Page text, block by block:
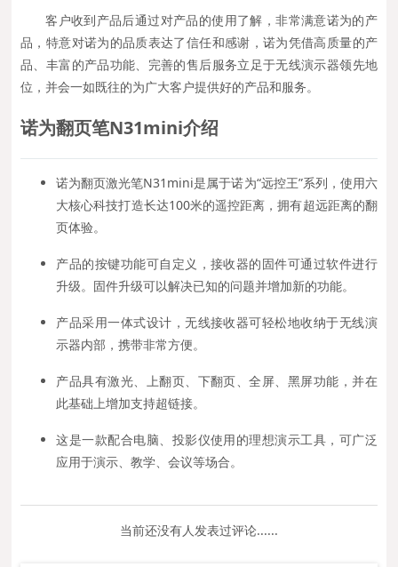
客户收到产品后通过对产品的使用了解，非常满意诺为的产
品，特意对诺为的品质表达了信任和感谢，诺为凭借高质量的产
品、丰富的产品功能、完善的售后服务立足于无线演示器领先地
位，并会一如既往的为广大客户提供好的产品和服务。
诺为翻页笔N31mini介绍
诺为翻页激光笔N31mini是属于诺为“远控王”系列，使用六
大核心科技打造长达100米的遥控距离，拥有超远距离的翻
页体验。
产品的按键功能可自定义，接收器的固件可通过软件进行
升级。固件升级可以解决已知的问题并增加新的功能。
产品采用一体式设计，无线接收器可轻松地收纳于无线演
示器内部，携带非常方便。
产品具有激光、上翻页、下翻页、全屏、黑屏功能，并在
此基础上增加支持超链接。
这是一款配合电脑、投影仪使用的理想演示工具，可广泛
应用于演示、教学、会议等场合。
当前还没有人发表过评论......